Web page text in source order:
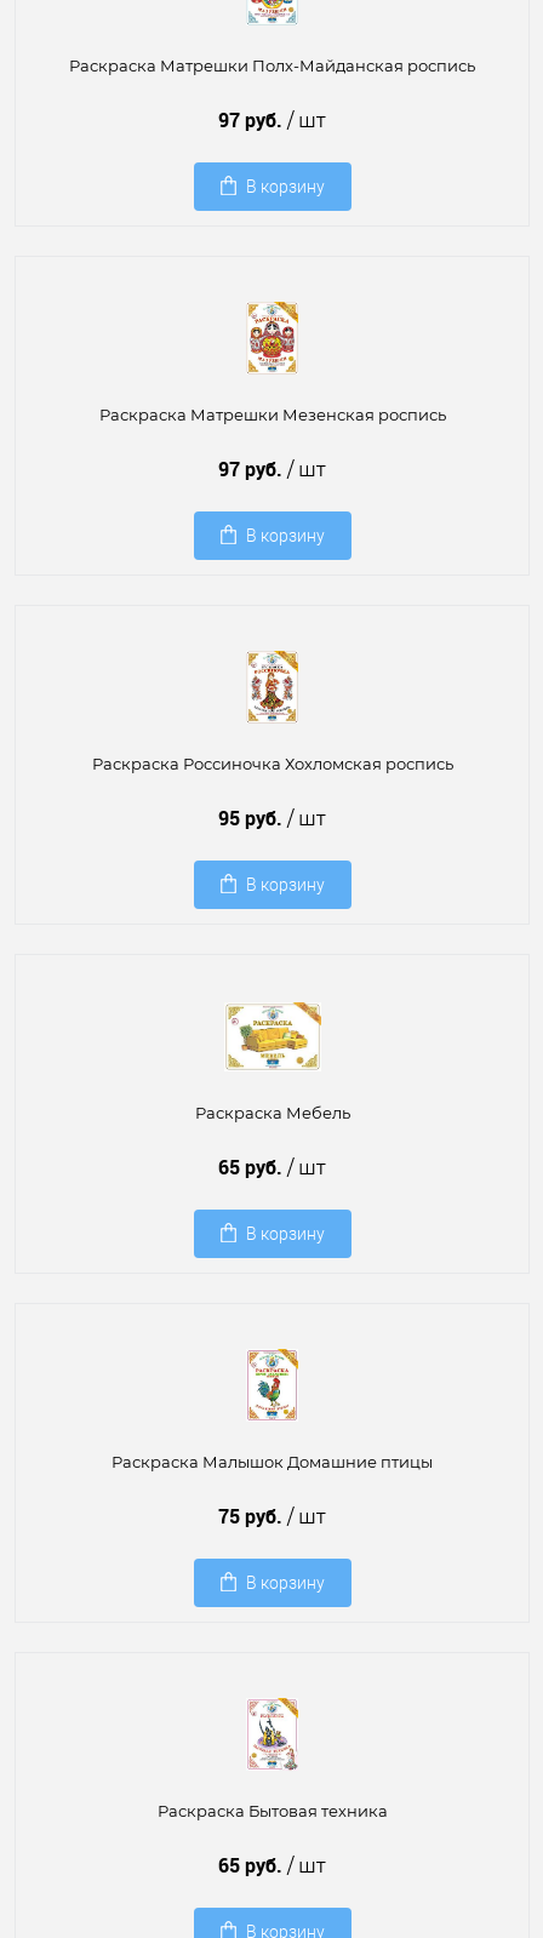
Раскраска Матрешки Полх-Майданская роспись
97 руб. / шт
В корзину
Раскраска Матрешки Мезенская роспись
97 руб. / шт
В корзину
Раскраска Россиночка Хохломская роспись
95 руб. / шт
В корзину
Раскраска Мебель
65 руб. / шт
В корзину
Раскраска Малышок Домашние птицы
75 руб. / шт
В корзину
Раскраска Бытовая техника
65 руб. / шт
В корзину